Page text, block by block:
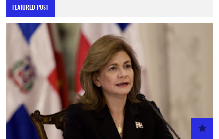
FEATURED POST